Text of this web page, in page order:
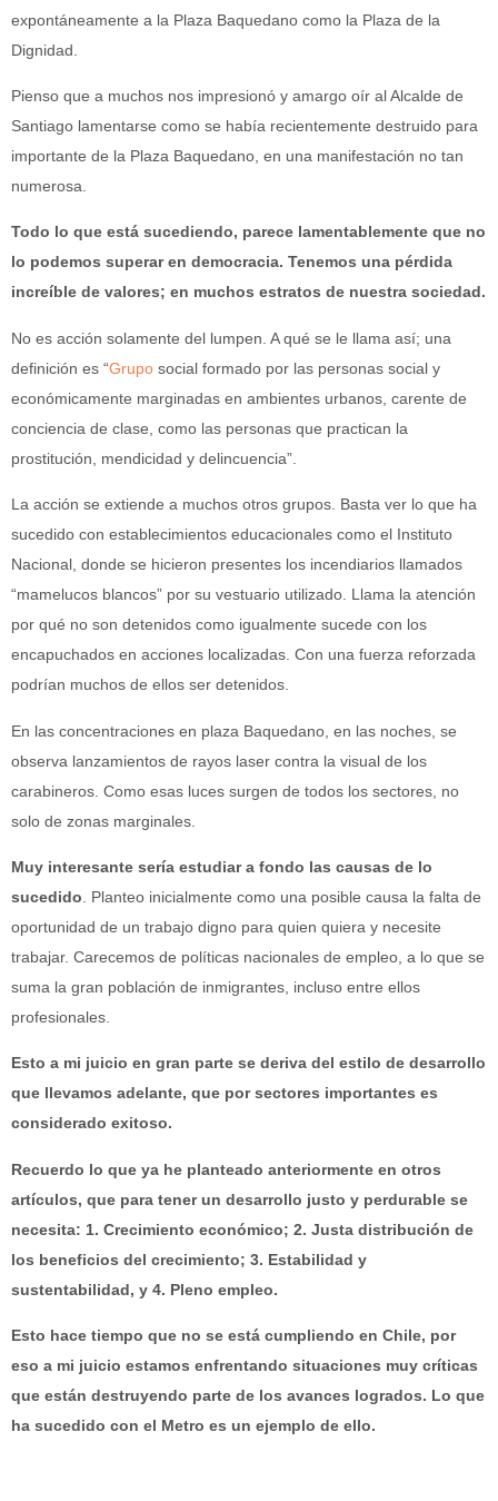
expontáneamente a la Plaza Baquedano como la Plaza de la
Dignidad.
Pienso que a muchos nos impresionó y amargo oír al Alcalde de
Santiago lamentarse como se había recientemente destruido para
importante de la Plaza Baquedano, en una manifestación no tan
numerosa.
Todo lo que está sucediendo, parece lamentablemente que no
lo podemos superar en democracia. Tenemos una pérdida
increíble de valores; en muchos estratos de nuestra sociedad.
No es acción solamente del lumpen. A qué se le llama así; una
definición es “Grupo social formado por las personas social y
económicamente marginadas en ambientes urbanos, carente de
conciencia de clase, como las personas que practican la
prostitución, mendicidad y delincuencia”.
La acción se extiende a muchos otros grupos. Basta ver lo que ha
sucedido con establecimientos educacionales como el Instituto
Nacional, donde se hicieron presentes los incendiarios llamados
“mamelucos blancos” por su vestuario utilizado. Llama la atención
por qué no son detenidos como igualmente sucede con los
encapuchados en acciones localizadas. Con una fuerza reforzada
podrían muchos de ellos ser detenidos.
En las concentraciones en plaza Baquedano, en las noches, se
observa lanzamientos de rayos laser contra la visual de los
carabineros. Como esas luces surgen de todos los sectores, no
solo de zonas marginales.
Muy interesante sería estudiar a fondo las causas de lo
sucedido . Planteo inicialmente como una posible causa la falta de
oportunidad de un trabajo digno para quien quiera y necesite
trabajar. Carecemos de políticas nacionales de empleo, a lo que se
suma la gran población de inmigrantes, incluso entre ellos
profesionales.
Esto a mi juicio en gran parte se deriva del estilo de desarrollo
que llevamos adelante, que por sectores importantes es
considerado exitoso.
Recuerdo lo que ya he planteado anteriormente en otros
artículos, que para tener un desarrollo justo y perdurable se
necesita: 1. Crecimiento económico; 2. Justa distribución de
los beneficios del crecimiento; 3. Estabilidad y
sustentabilidad, y 4. Pleno empleo.
Esto hace tiempo que no se está cumpliendo en Chile, por
eso a mi juicio estamos enfrentando situaciones muy críticas
que están destruyendo parte de los avances logrados. Lo que
ha sucedido con el Metro es un ejemplo de ello.